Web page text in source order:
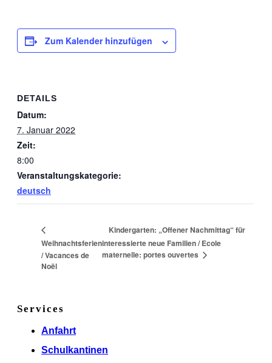
Zum Kalender hinzufügen
DETAILS
Datum:
7. Januar 2022
Zeit:
8:00
Veranstaltungskategorie:
deutsch
Weihnachtsferien
/ Vacances de
Noël
Kindergarten: „Offener Nachmittag“ für
interessierte neue Familien / Ecole
maternelle: portes ouvertes
Services
Anfahrt
Schulkantinen